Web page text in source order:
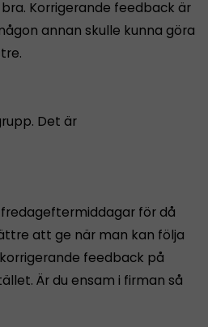
Korrigerande feedback är
annan skulle kunna göra
Det är
för då
att ge när man kan följa
feedback på
Är du ensam i firman så